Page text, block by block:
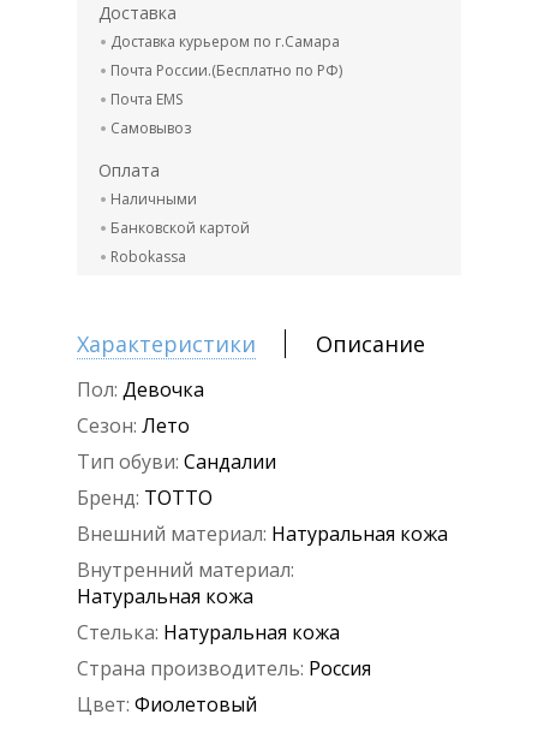
Доставка
Доставка курьером по г.Самара
Почта России.(Бесплатно по РФ)
Почта EMS
Самовывоз
Оплата
Наличными
Банковской картой
Robokassa
Характеристики Описание
Пол: Девочка
Сезон: Лето
Тип обуви: Сандалии
Бренд: ТОТТО
Внешний материал: Натуральная кожа
Внутренний материал:
Натуральная кожа
Стелька: Натуральная кожа
Страна производитель: Россия
Цвет: Фиолетовый